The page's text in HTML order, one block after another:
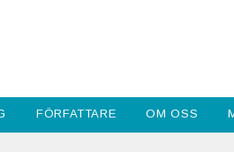
FÖRFATTARE OM OSS